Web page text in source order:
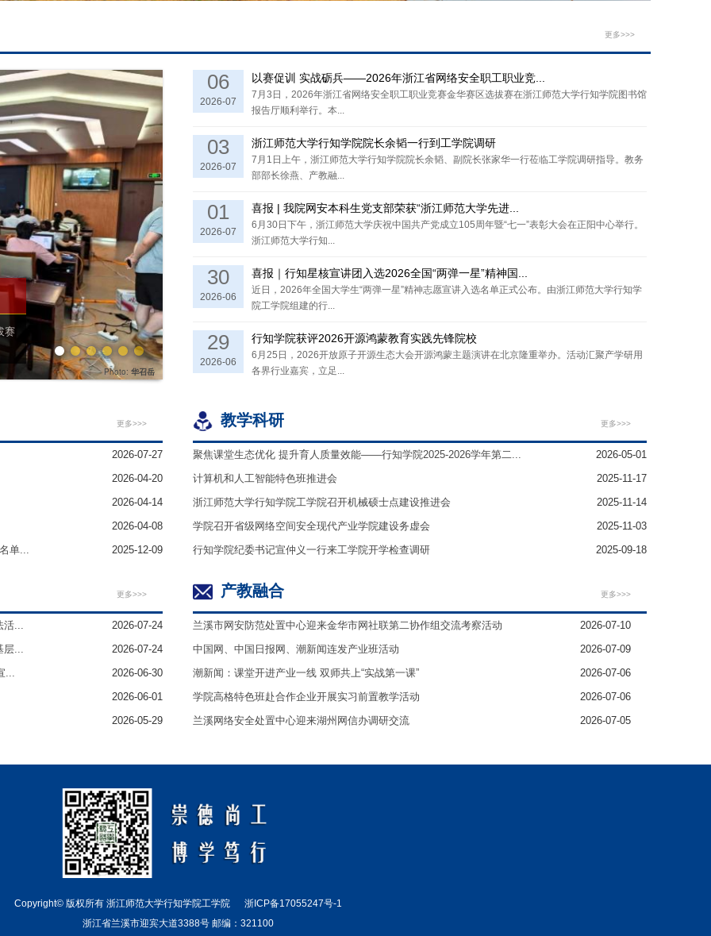
更多>>>
赛
Photo: 华召岳
06
2026-07
以赛促训 实战砺兵——2026年浙江省网络安全职工职业竞...
7月3日，2026年浙江省网络安全职工职业竞赛金华赛区选拔赛在浙江师范大学行知学院图书馆
报告厅顺利举行。本...
03
2026-07
浙江师范大学行知学院院长余韬一行到工学院调研
7月1日上午，浙江师范大学行知学院院长余韬、副院长张家华一行莅临工学院调研指导。教务
部部长徐燕、产教融...
01
2026-07
喜报 | 我院网安本科生党支部荣获“浙江师范大学先进...
6月30日下午，浙江师范大学庆祝中国共产党成立105周年暨“七一”表彰大会在正阳中心举行。
浙江师范大学行知...
30
2026-06
喜报｜行知星核宣讲团入选2026全国“两弹一星”精神国...
近日，2026年全国大学生“两弹一星”精神志愿宣讲入选名单正式公布。由浙江师范大学行知学
院工学院组建的行...
29
2026-06
行知学院获评2026开源鸿蒙教育实践先锋院校
6月25日，2026开放原子开源生态大会开源鸿蒙主题演讲在北京隆重举办。活动汇聚产学研用
各界行业嘉宾，立足...
更多>>>
2026-07-27
2026-04-20
2026-04-14
2026-04-08
单...
2025-12-09
教学科研 更多>>>
聚焦课堂生态优化 提升育人质量效能——行知学院2025-2026学年第二...
2026-05-01
计算机和人工智能特色班推进会
2025-11-17
浙江师范大学行知学院工学院召开机械硕士点建设推进会
2025-11-14
学院召开省级网络空间安全现代产业学院建设务虚会
2025-11-03
行知学院纪委书记宣仲义一行来工学院开学检查调研
2025-09-18
更多>>>
活...
2026-07-24
层...
2026-07-24
...
2026-06-30
2026-06-01
2026-05-29
产教融合 更多>>>
兰溪市网安防范处置中心迎来金华市网社联第二协作组交流考察活动
2026-07-10
中国网、中国日报网、潮新闻连发产业班活动
2026-07-09
潮新闻：课堂开进产业一线 双师共上“实战第一课”
2026-07-06
学院高格特色班赴合作企业开展实习前置教学活动
2026-07-06
兰溪网络安全处置中心迎来湖州网信办调研交流
2026-07-05
Copyright© 版权所有 浙江师范大学行知学院工学院 浙ICP备17055247号-1
浙江省兰溪市迎宾大道3388号 邮编：321100